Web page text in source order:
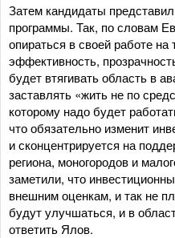
Затем кандидаты
программы. Так, по словам
опираться в своей работе на
эффективность,
будет втягивать область в
заставлять «жить не по
которому надо будет
что обязательно изменит
и сконцентрируется на
региона, моногородов и
заметили, что
внешним оценкам, и так не
будут улучшаться, и в
ответить Ялов.